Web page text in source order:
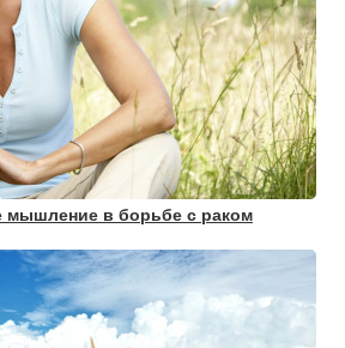
мышление в борьбе с раком